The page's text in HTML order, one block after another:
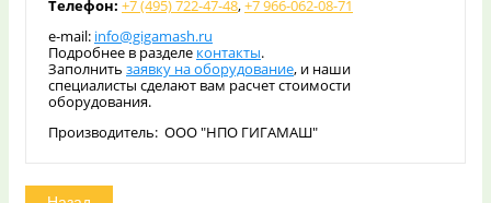
Телефон: +7 (495) 722-47-48,+7 966-062-08-71
e-mail: info@gigamash.ru
Подробнее в разделе контакты.
Заполнить заявку на оборудование, и наши
специалисты сделают вам расчет стоимости
оборудования.
Производитель: ООО "НПО ГИГАМАШ"